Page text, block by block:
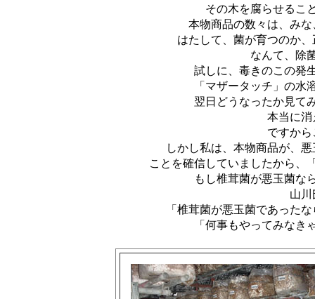
その木を腐らせるこ
本物商品の数々は、み
はたして、菌が育つのか
なんて、除
試しに、毒きのこの発
「マザータッチ」の
翌日どうなったか見て
本当に消
ですか
しかし私は、本物商品が、
ことを確信していましたから、
もし椎茸菌が悪玉菌な
山
「椎茸菌が悪玉菌であった
「何事もやってみな